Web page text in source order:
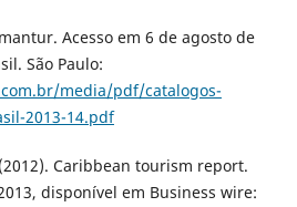
Acesso em 6 de agosto de
São Paulo:
media/pdf/catalogos-
2013-14.pdf
Caribbean tourism report.
disponível em Business wire: